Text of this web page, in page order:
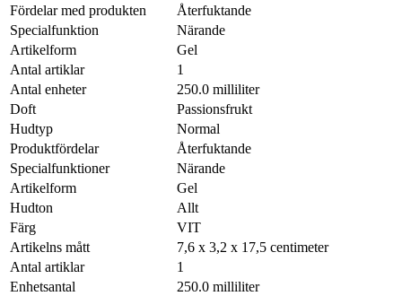
Fördelar med produkten
Återfuktande
Specialfunktion
Närande
Artikelform
Gel
Antal artiklar
1
Antal enheter
250.0 milliliter
Doft
Passionsfrukt
Hudtyp
Normal
Produktfördelar
Återfuktande
Specialfunktioner
Närande
Artikelform
Gel
Hudton
Allt
Färg
VIT
Artikelns mått
7,6 x 3,2 x 17,5 centimeter
Antal artiklar
1
Enhetsantal
250.0 milliliter